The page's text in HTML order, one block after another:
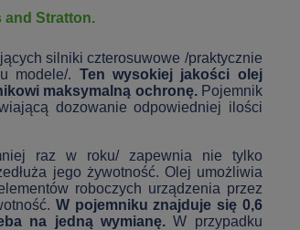
and Stratton.
silniki czterosuwowe /praktycznie
modele/. Ten wysokiej jakości olej
maksymalną ochronę. Pojemnik
dozowanie odpowiedniej ilości
raz w roku/ zapewnia nie tylko
jego żywotność. Olej umożliwia
roboczych urządzenia przez
W pojemniku znajduje się 0,6
na jedną wymianę. W przypadku